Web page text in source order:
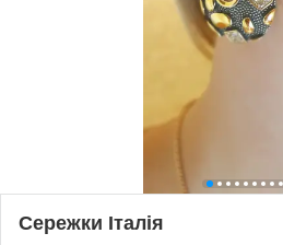
Сережки Італія